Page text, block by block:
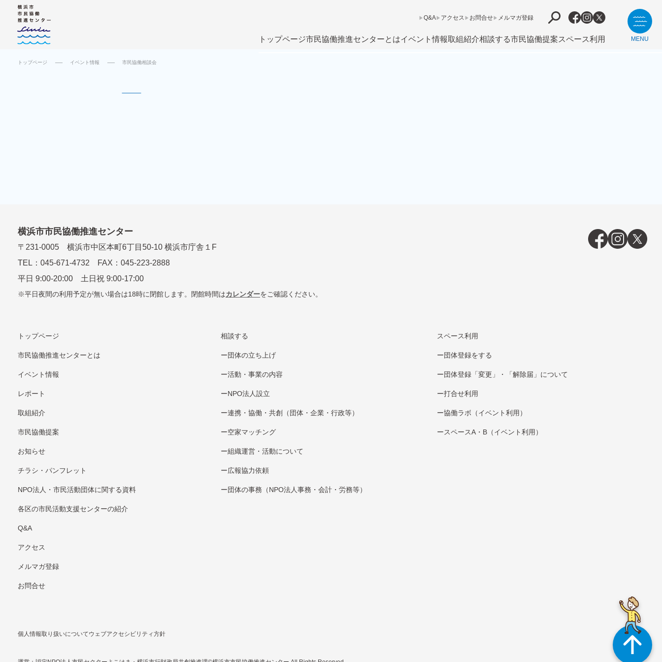
トップページ市民協働推進センターとはイベント情報取組紹介相談する市⺠協働提案スペース利用
Q&A アクセス お問合せ メルマガ登録
MENU
トップページ イベント情報 市民協働相談会
横浜市市民協働推進センター
〒 231-0005
横浜市中区本町6丁⽬50-10 横浜市庁舎１F
TEL： 045-671-4732 FAX：045-223-2888
平⽇ 9:00-20:00 ⼟⽇祝 9:00-17:00
平日夜間の利用予定が無い場合は18時に閉館します。 閉館時間はカレンダーをご確認ください。
トップページ
市民協働推進センターとは
イベント情報
レポート
取組紹介
市⺠協働提案
お知らせ
チラシ・パンフレット
NPO法⼈・市⺠活動団体に関する資料
各区の市⺠活動⽀援センターの紹介
Q&A
アクセス
メルマガ登録
お問合せ
相談する
団体の立ち上げ
活動・事業の内容
NPO法⼈設⽴
連携・協働・共創（団体・企業・⾏政等）
空家マッチング
組織運営・活動について
広報協⼒依頼
団体の事務（NPO法人事務・会計・労務等）
スペース利用
団体登録をする
団体登録「変更」・「解除届」について
打合せ利用
協働ラボ（イベント利⽤）
スペースA・B（イベント利⽤）
個人情報取り扱いについてウェブアクセシビリティ方針